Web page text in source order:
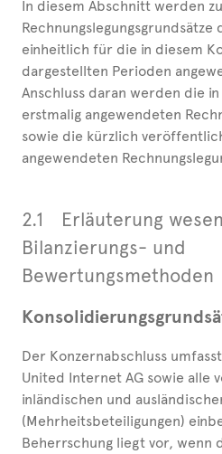
In diesem Abschnitt werden
einheitlich für die in diesem
dargestellten Perioden
Anschluss daran werden die
erstmalig angewendeten
sowie die kürzlich
angewendeten
2.1 Erläuterung
Bilanzierungs- und
Bewertungsmethoden
Der Konzernabschluss
United Internet AG sowie alle
inländischen und
(Mehrheitsbeteiligungen)
Beherrschung liegt vor, wenn